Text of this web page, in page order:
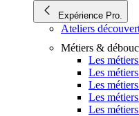
Expérience Pro.
Ateliers
Métiers &
Les
Les
Les
Les
Les